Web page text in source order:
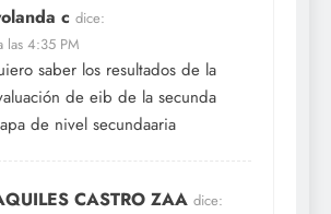
c dice:
las 4:35 PM
saber los resultados de la
de eib de la secunda
de nivel secundaaria
CASTRO ZAA dice: